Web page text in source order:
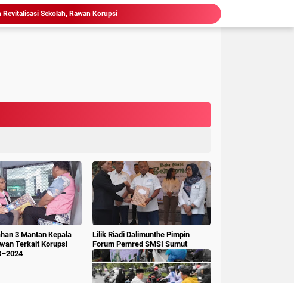
Gubsu,Tim Terpadu Tindak Tegas PETI di Madina
Hakim : " Ibu Saksi Jangan Jadi Pahlawan Kesiangan, Jelas Punya Hutang Diberi Barang Lagi
Ketum LSM Pucuk Bukit Nusantara Akan Laporkan Kepsek Yang Langgar Aturan Menteri ke APH , Terkait Dana Revitalisasi Sekolah
3 Mantan Kepala
Terkait Korupsi
Lilik Riadi Dalimunthe Pimpin
Forum Pemred SMSI Sumut